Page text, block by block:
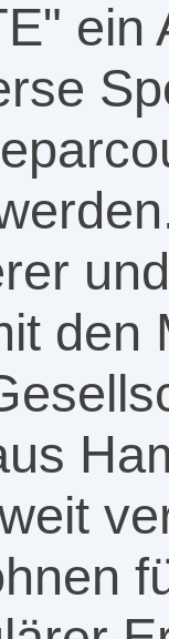
den